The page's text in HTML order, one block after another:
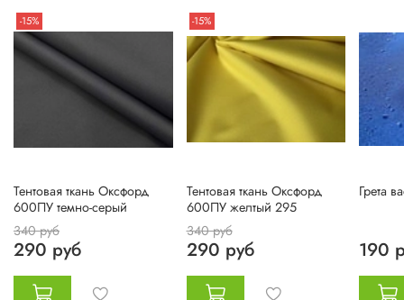
-15%
Тентовая ткань Оксфорд
600ПУ темно-серый
340 руб
290 руб
-15%
Тентовая ткань Оксфорд
600ПУ желтый 295
340 руб
290 руб
Грета
190